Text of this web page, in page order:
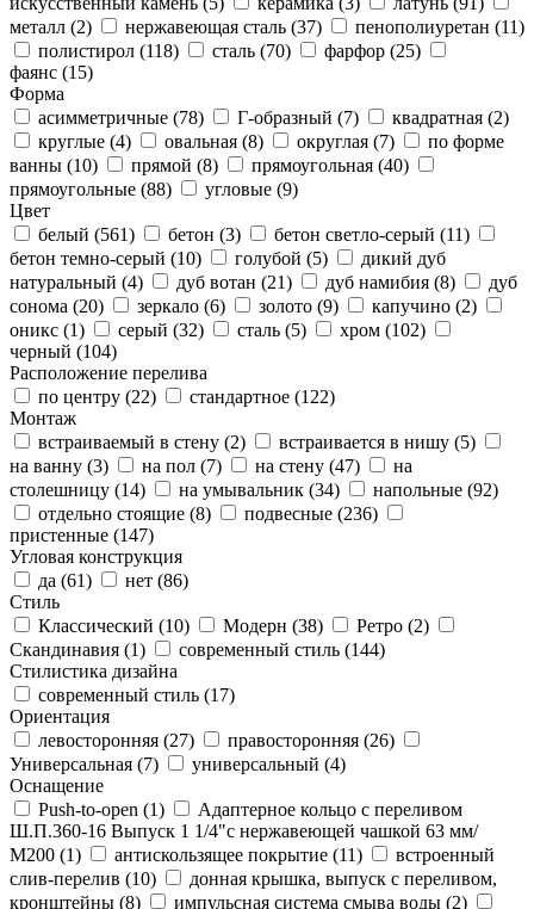
металл (2) нержавеющая сталь (37) пенополиуретан (11)
полистирол (118) сталь (70) фарфор (25)
фаянс (15)
Форма
асимметричные (78) Г-образный (7) квадратная (2)
круглые (4) овальная (8) округлая (7)
по форме
ванны (10) прямой (8) прямоугольная (40)
прямоугольные (88) угловые (9)
Цвет
белый (561) бетон (3) бетон светло-серый (11)
бетон темно-серый (10) голубой (5)
дикий дуб
натуральный (4) дуб вотан (21) дуб намибия (8)
дуб
сонома (20) зеркало (6) золото (9) капучино (2)
оникс (1) серый (32) сталь (5) хром (102)
черный (104)
Расположение перелива
по центру (22) стандартное (122)
Монтаж
встраиваемый в стену (2) встраивается в нишу (5)
на ванну (3) на пол (7) на стену (47)
на
столешницу (14) на умывальник (34) напольные (92)
отдельно стоящие (8) подвесные (236)
пристенные (147)
Угловая конструкция
да (61) нет (86)
Стиль
Классический (10) Модерн (38) Ретро (2)
Скандинавия (1) современный стиль (144)
Стилистика дизайна
современный стиль (17)
Ориентация
левосторонняя (27) правосторонняя (26)
Универсальная (7) универсальный (4)
Оснащение
Push-to-open (1)
Адаптерное кольцо с переливом
Ш.П.360-16 Выпуск 1 1/4"с нержавеющей чашкой 63 мм/
М200 (1) антискользящее покрытие (11)
встроенный
слив-перелив (10)
донная крышка, выпуск с переливом,
кронштейны (8) импульсная система смыва воды (2)